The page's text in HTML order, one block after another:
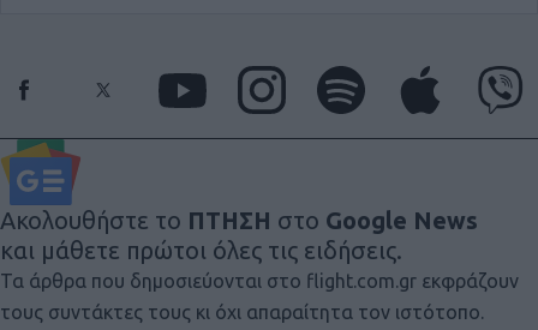
Ακολουθήστε το ΠΤΗΣΗ στο Google News
και μάθετε πρώτοι όλες τις ειδήσεις.
Τα άρθρα που δημοσιεύονται στο flight.com.gr εκφράζουν
τους συντάκτες τους κι όχι απαραίτητα τον ιστότοπο.